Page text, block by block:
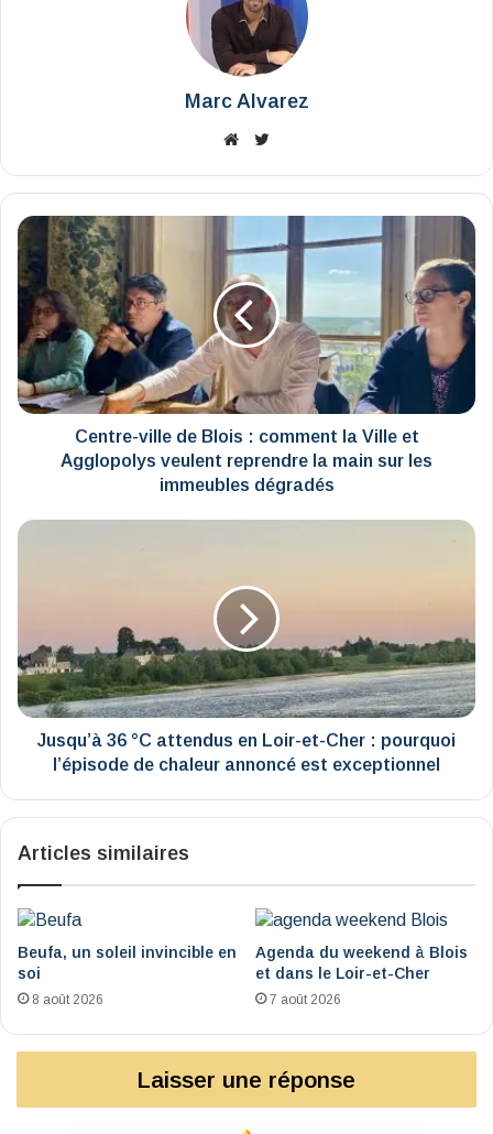
Marc Alvarez
Website
Centre-
ville
de
Blois
comment
la
Ville
et
Agglopolys
veulent
main
Centre-ville de Blois : comment la Ville et
Agglopolys veulent reprendre la main sur les
immeubles dégradés
Jusqu’à
Loir-
et-
Cher
:
pourquoi
l’épisode
est
Jusqu’à 36 °C attendus en Loir-et-Cher : pourquoi
l’épisode de chaleur annoncé est exceptionnel
Articles similaires
Beufa, un soleil invincible en
soi
8 août 2026
Agenda du weekend à Blois
et dans le Loir-et-Cher
7 août 2026
Laisser une réponse